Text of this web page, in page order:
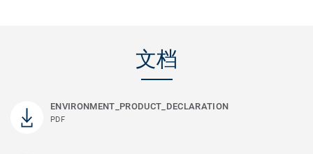
文档
ENVIRONMENT_PRODUCT_DECLARATION
PDF